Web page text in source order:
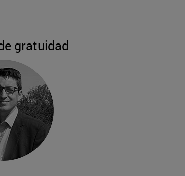
gratuidad